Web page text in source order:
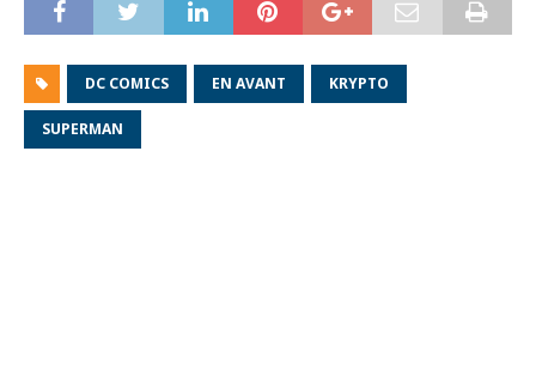
DC COMICS EN AVANT KRYPTO
SUPERMAN